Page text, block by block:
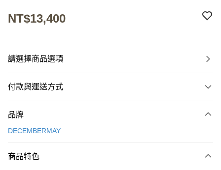
NT$13,400
請選擇商品選項
付款與運送方式
信用卡一次付款
LINE Pay
品牌
DECEMBERMAY
商品特色